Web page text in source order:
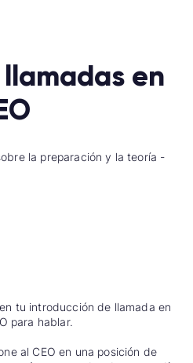
en
la preparación y la teoría -
tu introducción de llamada en
para hablar.
al CEO en una posición de